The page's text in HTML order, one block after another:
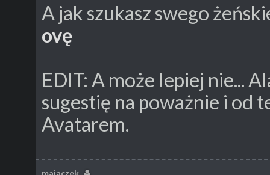
A jak szukasz swego
ovę
EDIT: A może lepiej nie...
sugestię na poważnie i od
Avatarem.
majaczek